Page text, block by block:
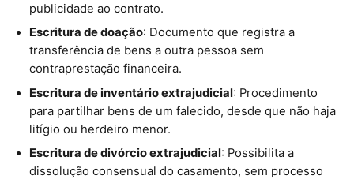
publicidade ao contrato.
Escritura de doação: Documento que registra a
transferência de bens a outra pessoa sem
contraprestação financeira.
Escritura de inventário extrajudicial: Procedimento
para partilhar bens de um falecido, desde que não haja
litígio ou herdeiro menor.
Escritura de divórcio extrajudicial: Possibilita a
dissolução consensual do casamento, sem processo